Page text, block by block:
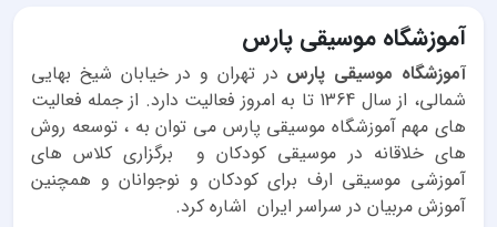
آموزشگاه موسیقی پارس
آموزشگاه موسیقی پارس در تهران و در خیابان شیخ بهایی
شمالی، از سال 1364 تا به امروز فعالیت دارد. از جمله فعالیت
های مهم آموزشگاه موسیقی پارس می توان به ، توسعه روش
های خلاقانه در موسیقی کودکان و برگزاری کلاس های
آموزشی موسیقی ارف برای کودکان و نوجوانان و همچنین
آموزش مربیان در سراسر ایران اشاره کرد.